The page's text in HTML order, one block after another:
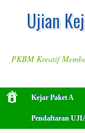
Ujian
PKBM Kreatif
Kejar Paket A
Pendaftaran